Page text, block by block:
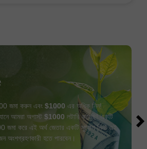
জমা করুন এবং $1000 এর অধিক নিন!
আমরা অগাস্ট $1000 লটারি করেছি! একটি
জমা করে এই অর্থ জেতার একটি সুযোগ নিন! এই
অংশগ্রহণকারী হতে পারবেন।